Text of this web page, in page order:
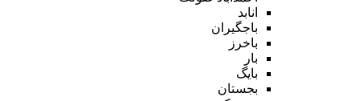
انابد
باجگیران
باخرز
بار
بایگ
بجستان